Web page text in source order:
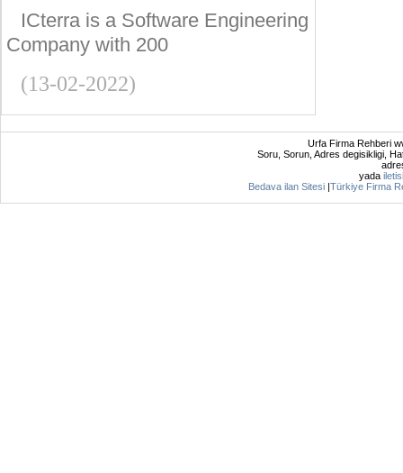
ICterra is a Software Engineering
Company with 200
(13-02-2022)
Urfa Firma Rehberi
Soru, Sorun, Adres degisikligi,
yada
Bedava ilan Sitesi |Türkiye Firma